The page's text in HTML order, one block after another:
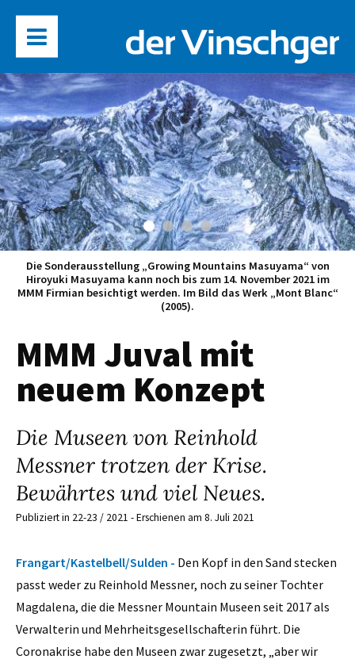
Die Sonderausstellung „Growing Mountains Masuyama“ von
Hiroyuki Masuyama kann noch bis zum 14. November 2021 im
MMM Firmian besichtigt werden. Im Bild das Werk „Mont Blanc“
(2005).
MMM Juval mit
neuem Konzept
Die Museen von Reinhold
Messner trotzen der Krise.
Bewährtes und viel Neues.
Publiziert in 22-23 / 2021 - Erschienen am 8. Juli 2021
Frangart/Kastelbell/Sulden - Den Kopf in den Sand stecken
passt weder zu Reinhold Messner, noch zu seiner Tochter
Magdalena, die die Messner Mountain Museen seit 2017 als
Verwalterin und Mehrheitsgesellschafterin führt. Die
Coronakrise habe den Museen zwar zugesetzt, „aber wir